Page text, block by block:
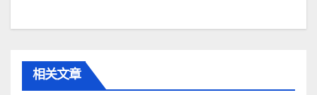
相关文章